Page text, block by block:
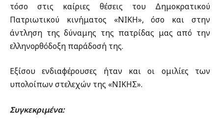
τόσο στις καίριες θέσεις του Δημοκρατικού
Πατριωτικού κινήματος «ΝΙΚΗ», όσο και στην
άντληση της δύναμης της πατρίδας μας από την
ελληνορθόδοξη παράδοσή της.
Εξίσου ενδιαφέρουσες ήταν και οι ομιλίες των
υπολοίπων στελεχών της «ΝΙΚΗΣ».
Συγκεκριμένα: